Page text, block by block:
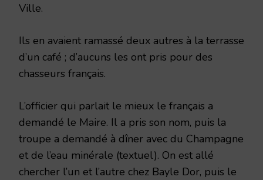
Ville.
Ils en avaient ramassé deux autres à la terrasse
d’un café ; d’aucuns les ont pris pour des
chasseurs français.
L’officier qui parlait le mieux le français a
demandé le Maire. Il a pris son nom, puis la
troupe a demandé à dîner avec du Champagne
et de l’eau minérale (textuel). On est allé
chercher l’un et l’autre chez Bayle Dor, puis le